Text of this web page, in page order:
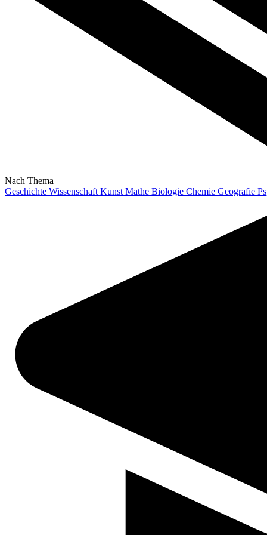
Nach Thema
Geschichte Wissenschaft Kunst Mathe Biologie Chemie Geografie